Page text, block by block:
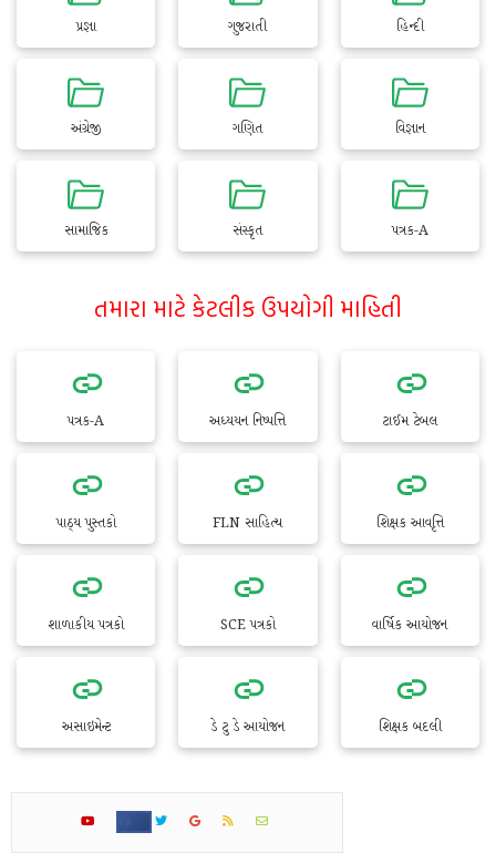
પ્રજ્ઞા ગુજરાતી હિન્દી
અંગ્રેજી ગણિત વિજ્ઞાન
સામાજિક સંસ્કૃત પત્રક-A
તમારા માટે કેટલીક ઉપયોગી માહિતી
પત્રક-A અધ્યયન નિષ્પત્તિ ટાઈમ ટેબલ
પાઠ્ય પુસ્તકો FLN સાહિત્ય શિક્ષક આવૃત્તિ
શાળાકીય પત્રકો SCE પત્રકો વાર્ષિક આયોજન
અસાઇમેન્ટ ડે ટુ ડે આયોજન શિક્ષક બદલી